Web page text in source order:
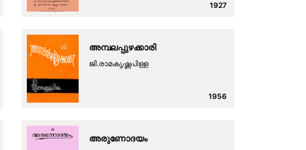
1927
അമ്പലപ്പുഴക്കാരി
ജി.രാമകൃഷ്ണപിള്ള
1956
അരുണോദയം